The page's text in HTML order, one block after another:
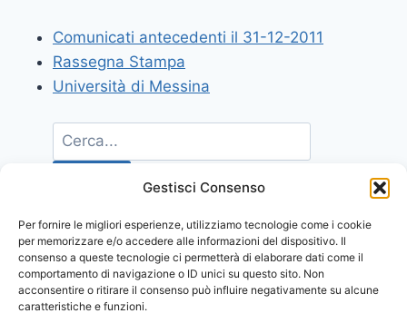
Gestisci Consenso
Per fornire le migliori esperienze, utilizziamo tecnologie come i cookie
per memorizzare e/o accedere alle informazioni del dispositivo. Il
consenso a queste tecnologie ci permetterà di elaborare dati come il
comportamento di navigazione o ID unici su questo sito. Non
acconsentire o ritirare il consenso può influire negativamente su alcune
caratteristiche e funzioni.
Comunicati antecedenti il 31-12-2011
Rassegna Stampa
Università di Messina